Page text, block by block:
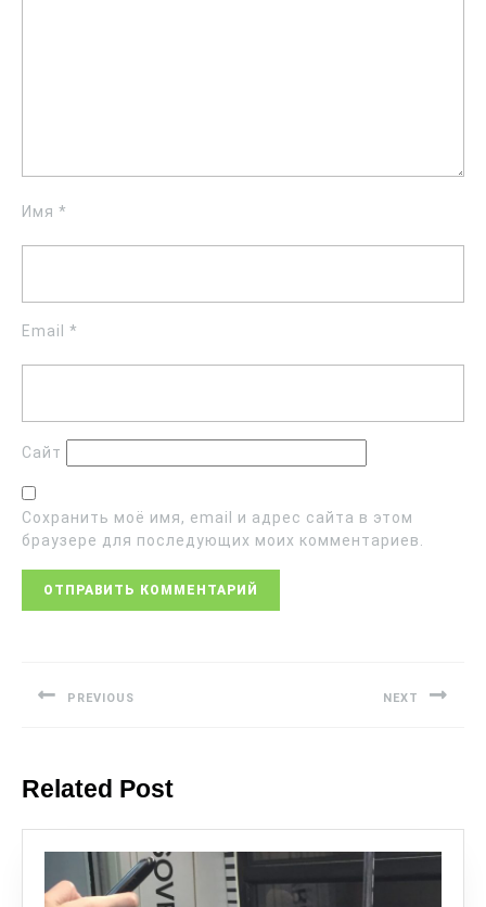
Имя *
Email *
Сайт
Сохранить моё имя, email и адрес сайта в этом
браузере для последующих моих комментариев.
PREVIOUS NEXT
Related Post